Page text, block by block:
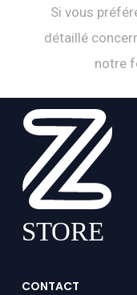
Si vous
détaillé
notre
CONTACT